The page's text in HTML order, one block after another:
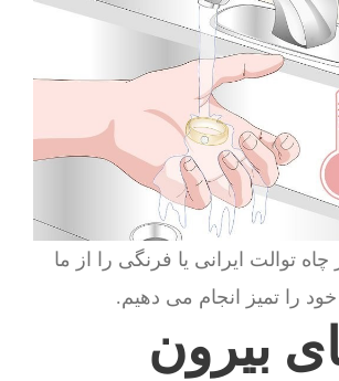
توالت ایرانی یا فرنگی را از ما
خود را تمیز انجام می دهیم.
بیرون